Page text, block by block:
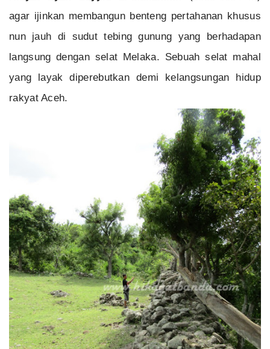
agar ijinkan membangun benteng pertahanan khusus
nun jauh di sudut tebing gunung yang berhadapan
langsung dengan selat Melaka. Sebuah selat mahal
yang layak diperebutkan demi kelangsungan hidup
rakyat Aceh.